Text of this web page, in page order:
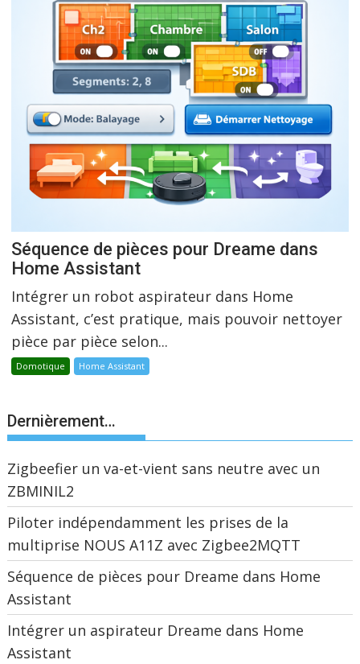
Séquence de pièces pour Dreame dans
Home Assistant
Intégrer un robot aspirateur dans Home
Assistant, c’est pratique, mais pouvoir nettoyer
pièce par pièce selon...
Domotique Home Assistant
Dernièrement…
Zigbeefier un va-et-vient sans neutre avec un
ZBMINIL2
Piloter indépendamment les prises de la
multiprise NOUS A11Z avec Zigbee2MQTT
Séquence de pièces pour Dreame dans Home
Assistant
Intégrer un aspirateur Dreame dans Home
Assistant